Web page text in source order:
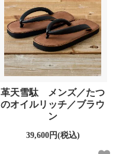
革天雪駄 メンズ／たつ
のオイルリッチ／ブラウ
ン
39,600円(税込)